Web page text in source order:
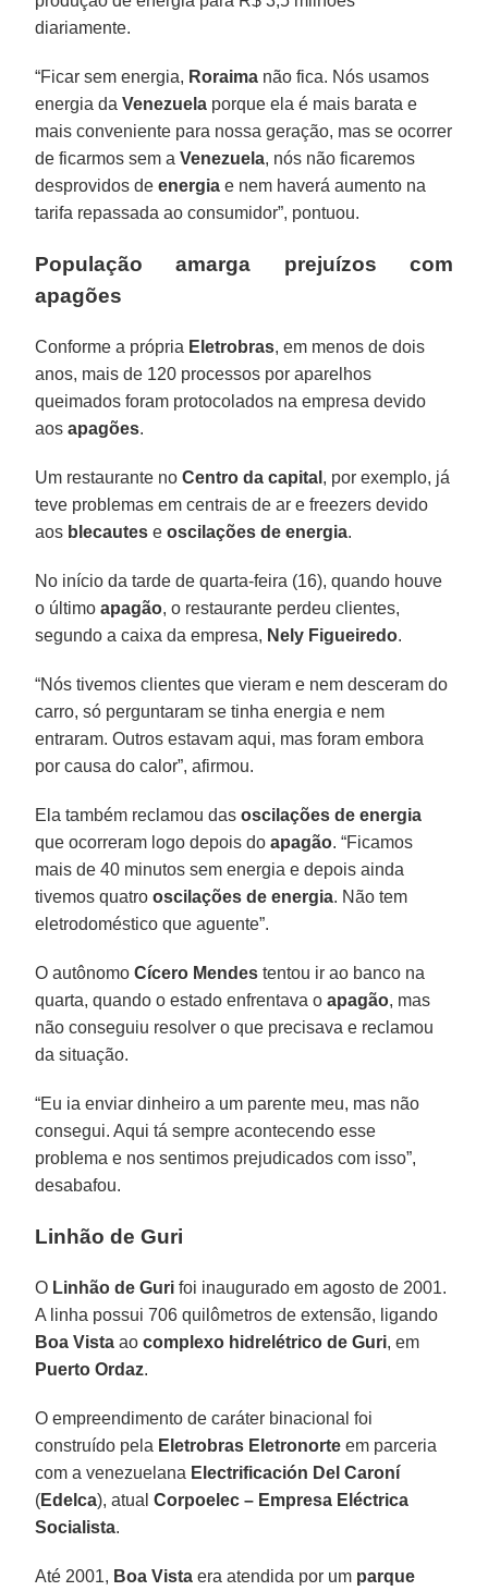
diariamente.
“Ficar sem energia, Roraima não fica. Nós usamos
energia daVenezuela porque ela é mais barata e
mais conveniente para nossa geração, mas se ocorrer
de ficarmos sem aVenezuela, nós não ficaremos
desprovidos deenergia e nem haverá aumento na
tarifa repassada ao consumidor”, pontuou.
População amarga prejuízos com
apagões
Conforme a própria Eletrobras, em menos de dois
anos, mais de 120 processos por aparelhos
queimados foram protocolados na empresa devido
aosapagões.
Um restaurante noCentro da capital , por exemplo, já
teve problemas em centrais de ar e freezers devido
aos blecautes eoscilações de energia.
No início da tarde de quarta-feira (16), quando houve
o últimoapagão, o restaurante perdeu clientes,
segundo a caixa da empresa, Nely Figueiredo.
“Nós tivemos clientes que vieram e nem desceram do
carro, só perguntaram se tinha energia e nem
entraram. Outros estavam aqui, mas foram embora
por causa do calor”, afirmou.
Ela também reclamou dasoscilações de energia
que ocorreram logo depois doapagão. “Ficamos
mais de 40 minutos sem energia e depois ainda
tivemos quatrooscilações de energia. Não tem
eletrodoméstico que aguente”.
O autônomoCícero Mendes tentou ir ao banco na
quarta, quando o estado enfrentava oapagão, mas
não conseguiu resolver o que precisava e reclamou
da situação.
“Eu ia enviar dinheiro a um parente meu, mas não
consegui. Aqui tá sempre acontecendo esse
problema e nos sentimos prejudicados com isso”,
desabafou.
Linhão de Guri
O Linhão de Guri foi inaugurado em agosto de 2001.
A linha possui 706 quilômetros de extensão, ligando
Boa Vista aocomplexo hidrelétrico de Guri, em
Puerto Ordaz.
O empreendimento de caráter binacional foi
construído pela Eletrobras Eletronorte em parceria
com a venezuelana Electrificación Del Caroní
(Edelca), atualCorpoelec – Empresa Eléctrica
Socialista.
Até 2001, Boa Vista era atendida por um parque